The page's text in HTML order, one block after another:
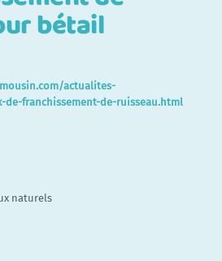
bétail
actualites-
franchissement-de-ruisseau.html
naturels